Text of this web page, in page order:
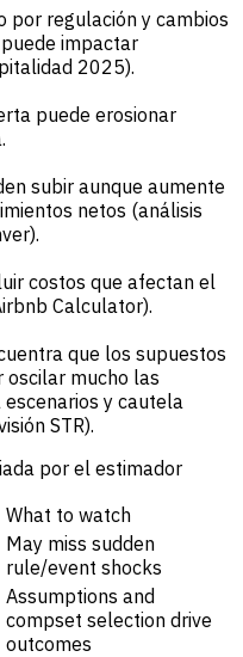
por regulación y cambios
impactar
2025).
puede erosionar
subir aunque aumente
netos (análisis
costos que afectan el
Calculator).
que los supuestos
oscilar mucho las
y cautela
STR).
por el estimador
What to watch
May miss sudden
rule/event shocks
Assumptions and
compset selection drive
outcomes